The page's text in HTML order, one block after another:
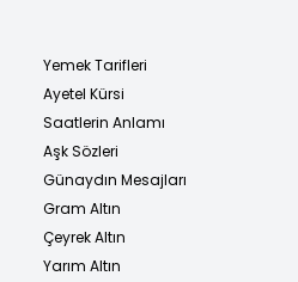
Yemek Tarifleri
Ayetel Kürsi
Saatlerin Anlamı
Aşk Sözleri
Günaydın Mesajları
Gram Altın
Çeyrek Altın
Yarım Altın